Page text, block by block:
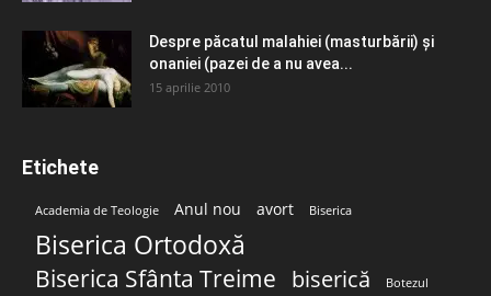
Despre păcatul malahiei (masturbării) şi
onaniei (pazei de a nu avea...
15 aprilie 2010
Etichete
Academia de Teologie Anul nou avort Biserica
Biserica Ortodoxă
Biserica Sfânta Treime biserică Botezul